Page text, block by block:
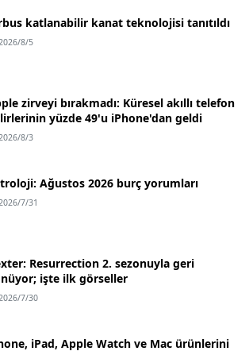
katlanabilir kanat teknolojisi tanıtıldı
8/5
zirveyi bırakmadı: Küresel akıllı telefon
yüzde 49'u iPhone'dan geldi
8/3
Ağustos 2026 burç yorumları
7/31
Resurrection 2. sezonuyla geri
işte ilk görseller
7/30
iPad, Apple Watch ve Mac ürünlerini